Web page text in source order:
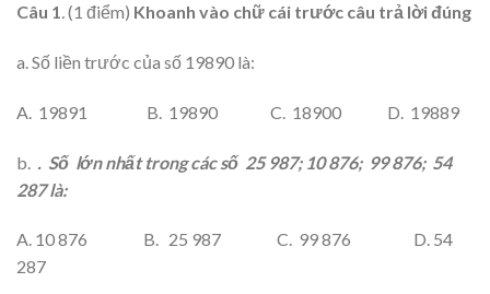
Câu 1.(1 điểm) Khoanh vào chữ cái trước câu trả lời đúng
a. Số liền trước của số 19890 là:
A. 19891 B. 19890 C. 18900 D. 19889
b.
. Số lớn nhất trong các số 25 987; 10 876; 99 876; 54
287 là:
A. 10 876 B. 25 987 C. 99 876 D. 54
287